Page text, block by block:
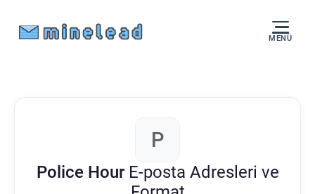
MENÜ
P
Police Hour E-posta Adresleri ve